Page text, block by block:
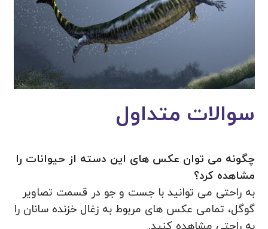
سوالات متداول
چگونه می توان عکس های این دسته از حیوانات را
مشاهده کرد؟
به راحتی می توانید با جست و جو در قسمت تصاویر
گوگل، تمامی عکس های مربوط به زغال خزنده سانان را